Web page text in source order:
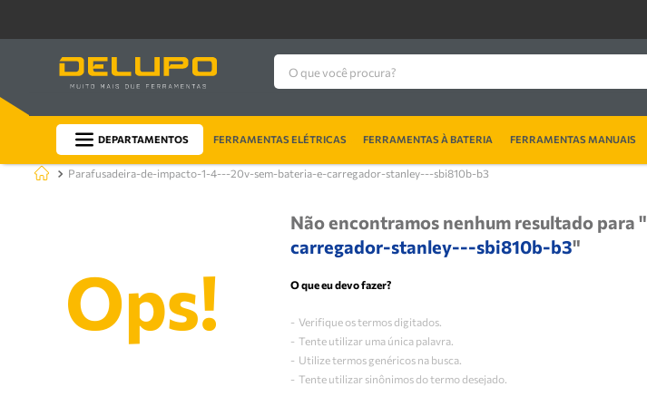
O que você procura?
DEPARTAMENTOS FERRAMENTAS ELÉTRICAS FERRAMENTAS À BATERIA FERRAMENTAS MANUAIS
parafusadeira-de-impacto-1-4---20v-sem-bateria-e-carregador-stanley---sbi810b-b3
Não encontramos nenhum resultado para "
carregador-stanley---sbi810b-b3"
O que eu devo fazer?
Verifique os termos digitados.
Tente utilizar uma única palavra.
Utilize termos genéricos na busca.
Tente utilizar sinônimos do termo desejado.